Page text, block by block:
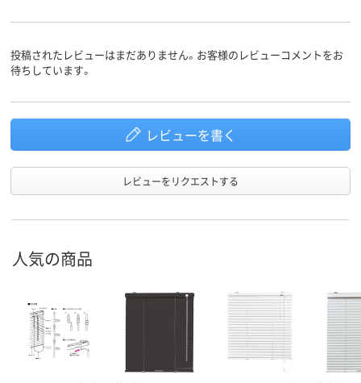
投稿されたレビューはまだありません。お客様のレビューコメントをお
待ちしています。
レビューを書く
レビューをリクエストする
人気の商品